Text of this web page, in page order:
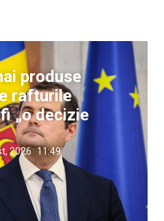
produse
rafturile
„o decizie
2026 11:49